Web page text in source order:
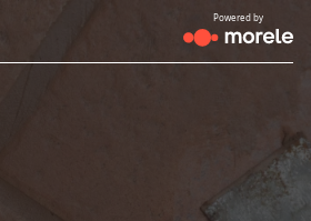
Powered by